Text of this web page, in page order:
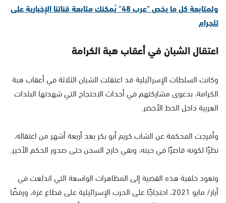
ولمتابعة كل ما يخص "عرب 48" يُمكنك متابعة قناتنا الإخبارية على
تلجرام
اعتقال الشبان في أعقاب هبة الكرامة
وكانت السلطات الإسرائيلية قد اعتقلت الشبان الثلاثة في أعقاب هبة
الكرامة، بدعوى مشاركتهم في أحداث الاحتجاج التي شهدتها البلدات
العربية داخل الخط الأخضر.
وأفرجت المحكمة عن الشاب كريم أبو بكر بعد أربعة أشهر من اعتقاله،
نظرًا لكونه قاصرًا في حينه، وبقي خارج السجن حتى صدور الحكم الأخير.
وتعود خلفية هذه القضية إلى المظاهرات الواسعة التي اندلعت في
أيار/ مايو 2021، احتجاجًا على الحرب الإسرائيلية على قطاع غزة، ورفضًا